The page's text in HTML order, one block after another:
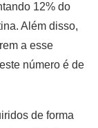
12% do
Além disso,
a esse
número é de
de forma